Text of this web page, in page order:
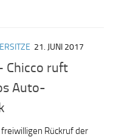
21. JUNI 2017
Chicco ruft
Auto-
Rückruf der